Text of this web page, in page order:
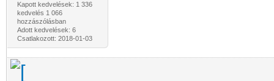
Kapott kedvelések: 1 336
kedvelés 1 066
hozzászólásban
Adott kedvelések: 6
Csatlakozott: 2018-01-03